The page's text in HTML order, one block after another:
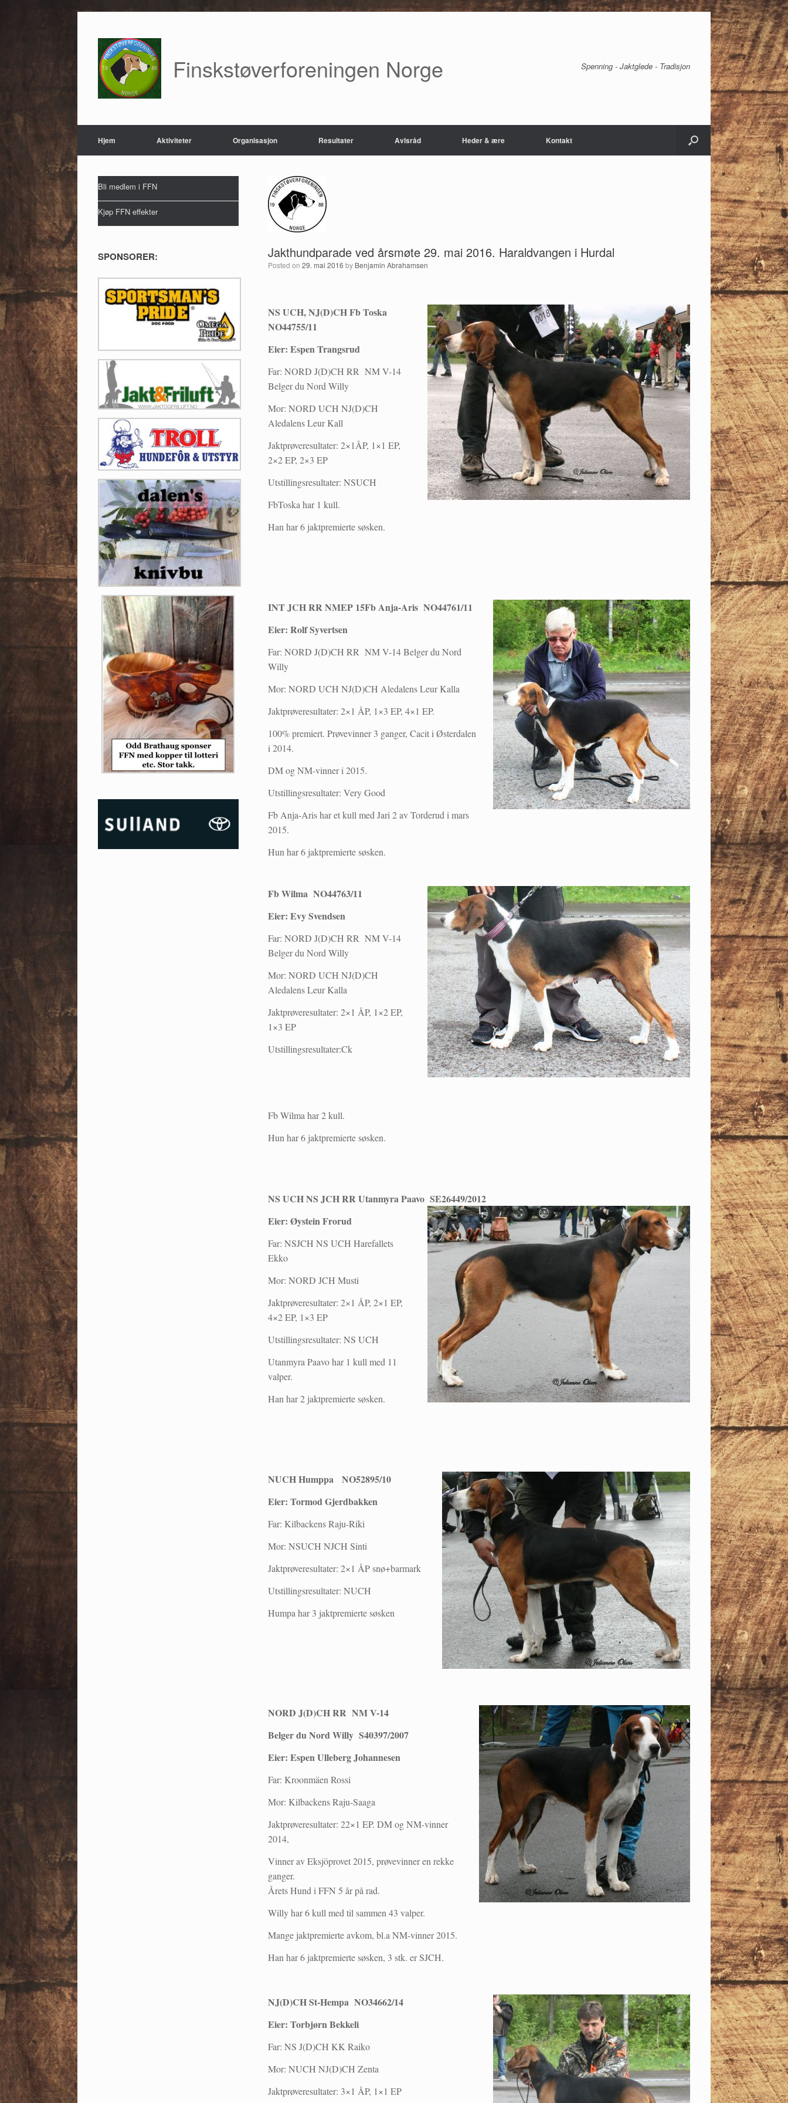
content
Finskstøverforeningen Norge Spenning - Jaktglede - Tradisjon
Hjem Aktiviteter Organisasjon Resultater Avlsråd Heder & ære Kontakt
Jakthundparade ved årsmøte 29. mai 2016. Haraldvangen i Hurdal
Posted on29. mai 2016 by Benjamin Abrahamsen
NS UCH, NJ(D)CH Fb Toska
NO44755/11
Eier: Espen Trangsrud
Far: NORD J(D)CH RR NM V-14
Belger du Nord Willy
Mor: NORD UCH NJ(D)CH
Aledalens Leur Kall
Jaktprøveresultater: 2×1ÅP, 1×1 EP,
2×2 EP, 2×3 EP
Utstillingsresultater: NSUCH
FbToska har 1 kull.
Han har 6 jaktpremierte søsken.
INT JCH RR NMEP 15Fb Anja-Aris NO44761/11
Eier: Rolf Syvertsen
Far: NORD J(D)CH RR NM V-14 Belger du Nord
Willy
Mor: NORD UCH NJ(D)CH Aledalens Leur Kalla
Jaktprøveresultater: 2×1 ÅP, 1×3 EP, 4×1 EP.
100% premiert. Prøvevinner 3 ganger, Cacit i Østerdalen
i 2014.
DM og NM-vinner i 2015.
Utstillingsresultater: Very Good
Fb Anja-Aris har et kull med Jari 2 av Torderud i mars
2015.
Hun har 6 jaktpremierte søsken.
Fb Wilma NO44763/11
Eier: Evy Svendsen
Far: NORD J(D)CH RR NM V-14
Belger du Nord Willy
Mor: NORD UCH NJ(D)CH
Aledalens Leur Kalla
Jaktprøveresultater: 2×1 ÅP, 1×2 EP,
1×3 EP
Utstillingsresultater:Ck
Fb Wilma har 2 kull.
Hun har 6 jaktpremierte søsken.
NS UCH NS JCH RR Utanmyra Paavo SE26449/2012
Eier: Øystein Frorud
Far: NSJCH NS UCH Harefallets
Ekko
Mor: NORD JCH Musti
Jaktprøveresultater: 2×1 ÅP, 2×1 EP,
4×2 EP, 1×3 EP
Utstillingsresultater: NS UCH
Utanmyra Paavo har 1 kull med 11
valper.
Han har 2 jaktpremierte søsken.
NUCH Humppa NO52895/10
Eier: Tormod Gjerdbakken
Far: Kilbackens Raju-Riki
Mor: NSUCH NJCH Sinti
Jaktprøveresultater: 2×1 ÅP snø+barmark
Utstillingsresultater: NUCH
Humpa har 3 jaktpremierte søsken
NORD J(D)CH RR NM V-14
Belger du Nord Willy S40397/2007
Eier: Espen Ulleberg Johannesen
Far: Kroonmäen Rossi
Mor: Kilbackens Raju-Saaga
Jaktprøveresultater: 22×1 EP. DM og NM-vinner
2014,
Vinner av Eksjöprovet 2015, prøvevinner en rekke
ganger.
Årets Hund i FFN 5 år på rad.
Willy har 6 kull med til sammen 43 valper.
Mange jaktpremierte avkom, bl.a NM-vinner 2015.
Han har 6 jaktpremierte søsken, 3 stk. er SJCH.
NJ(D)CH St-Hempa NO34662/14
Eier: Torbjørn Bekkeli
Far: NS J(D)CH KK Raiko
Mor: NUCH NJ(D)CH Zenta
Jaktprøveresultater: 3×1 ÅP, 1×1 EP
Bli medlem i FFN
Kjøp FFN effekter
SPONSORER: